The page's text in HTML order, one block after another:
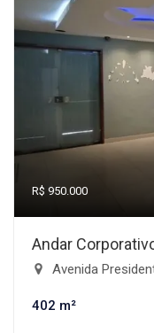
R$ 950.000
Andar
Avenida
402 m²